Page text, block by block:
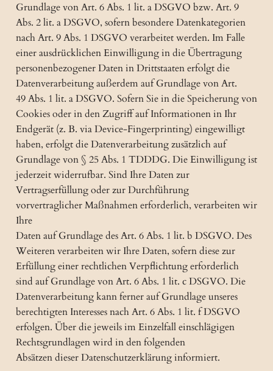
Grundlage von Art. 6 Abs. 1 lit. a DSGVO bzw. Art. 9
Abs. 2 lit. a DSGVO, sofern besondere Datenkategorien
nach Art. 9 Abs. 1 DSGVO verarbeitet werden. Im Falle
einer ausdrücklichen Einwilligung in die Übertragung
personenbezogener Daten in Drittstaaten erfolgt die
Datenverarbeitung außerdem auf Grundlage von Art.
49 Abs. 1 lit. a DSGVO. Sofern Sie in die Speicherung von
Cookies oder in den Zugriff auf Informationen in Ihr
Endgerät (z. B. via Device-Fingerprinting) eingewilligt
haben, erfolgt die Datenverarbeitung zusätzlich auf
Grundlage von § 25 Abs. 1 TDDDG. Die Einwilligung ist
jederzeit widerrufbar. Sind Ihre Daten zur
Vertragserfüllung oder zur Durchführung
vorvertraglicher Maßnahmen erforderlich, verarbeiten wir
Ihre
Daten auf Grundlage des Art. 6 Abs. 1 lit. b DSGVO. Des
Weiteren verarbeiten wir Ihre Daten, sofern diese zur
Erfüllung einer rechtlichen Verpflichtung erforderlich
sind auf Grundlage von Art. 6 Abs. 1 lit. c DSGVO. Die
Datenverarbeitung kann ferner auf Grundlage unseres
berechtigten Interesses nach Art. 6 Abs. 1 lit. f DSGVO
erfolgen. Über die jeweils im Einzelfall einschlägigen
Rechtsgrundlagen wird in den folgenden
Absätzen dieser Datenschutzerklärung informiert.